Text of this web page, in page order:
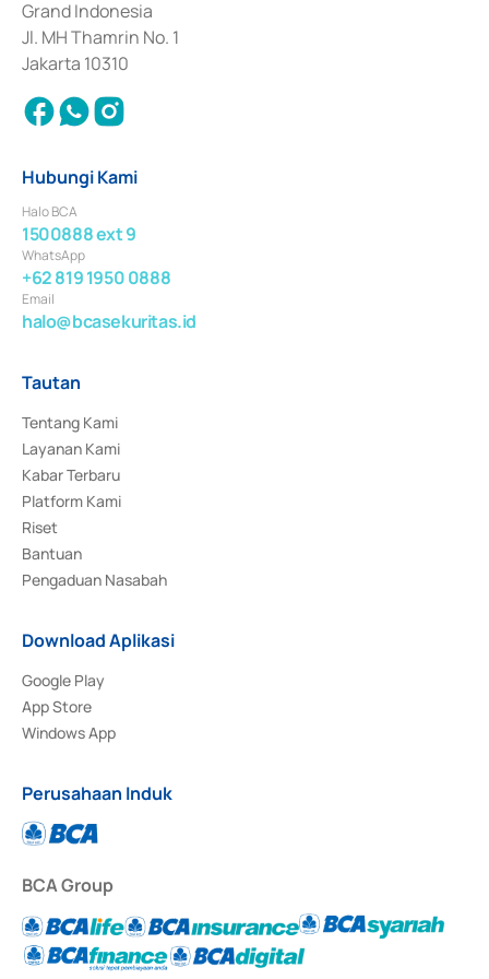
Grand Indonesia
Jl. MH Thamrin No. 1
Jakarta 10310
Hubungi Kami
Halo BCA
1500888 ext 9
WhatsApp
+62 819 1950 0888
Email
halo@bcasekuritas.id
Tautan
Tentang Kami
Layanan Kami
Kabar Terbaru
Platform Kami
Riset
Bantuan
Pengaduan Nasabah
Download Aplikasi
Google Play
App Store
Windows App
Perusahaan Induk
BCA Group